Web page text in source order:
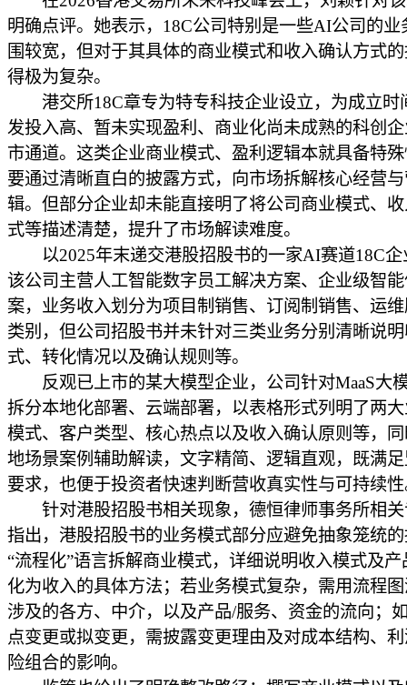
明确点评。她表示，18C公司特别是一些AI公司的业
围较宽，但对于其具体的商业模式和收入确认方式
得极为复杂。
港交所18C章专为特专科技企业设立，为成立时
发投入高、暂未实现盈利、商业化尚未成熟的科创
市通道。这类企业商业模式、盈利逻辑本就具备特
要通过清晰直白的披露方式，向市场拆解核心经营
辑。但部分企业却未能直接明了将公司商业模式、
式等描述清楚，提升了市场解读难度。
以2025年末递交港股招股书的一家AI赛道18C企
该公司主营人工智能数字员工解决方案、企业级智
案，业务收入划分为项目制销售、订阅制销售、运
类别，但公司招股书并未针对三类业务分别清晰说
式、转化情况以及确认规则等。
反观已上市的某大模型企业，公司针对MaaS大
拆分本地化部署、云端部署，以表格形式列明了两
模式、客户类型、核心热点以及收入确认原则等，
地场景案例辅助解读，文字精简、逻辑直观，既满
要求，也便于投资者快速判断营收真实性与可持续
针对港股招股书相关现象，德恒律师事务所相关
指出，港股招股书的业务模式部分应避免抽象笼统
“流程化”语言拆解商业模式，详细说明收入模式及产
化为收入的具体方法；若业务模式复杂，需用流程
涉及的各方、中介，以及产品/服务、资金的流向；
点变更或拟变更，需披露变更理由及对成本结构、
险组合的影响。